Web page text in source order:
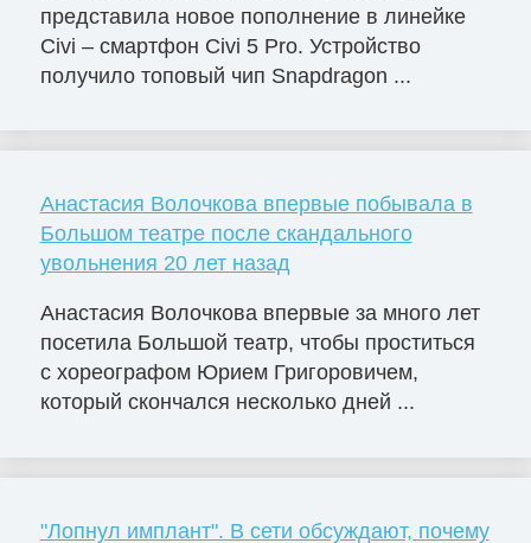
представила новое пополнение в линейке
Civi – смартфон Civi 5 Pro. Устройство
получило топовый чип Snapdragon ...
Анастасия Волочкова впервые побывала в
Большом театре после скандального
увольнения 20 лет назад
Анастасия Волочкова впервые за много лет
посетила Большой театр, чтобы проститься
с хореографом Юрием Григоровичем,
который скончался несколько дней ...
"Лопнул имплант". В сети обсуждают, почему